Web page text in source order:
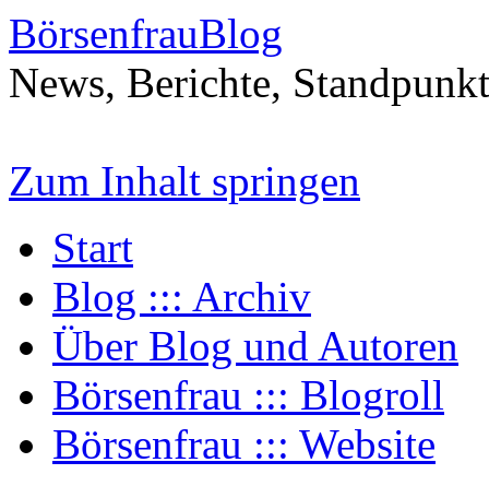
BörsenfrauBlog
News, Berichte,
Zum Inhalt springen
Start
Blog ::: Archiv
Über Blog und Autoren
Börsenfrau ::: Blogroll
Börsenfrau ::: Website